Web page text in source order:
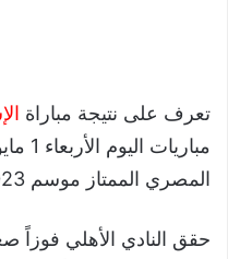
تعرف على نتيجة مباراة
المصري الممتاز موسم 2024/2023.
حقق النادي الأهلي فوزاً